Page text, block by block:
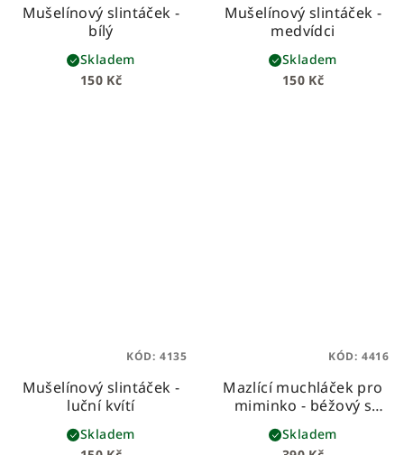
Mušelínový slintáček -
bílý
150 Kč
Skladem
Mušelínový slintáček -
medvídci
150 Kč
Skladem
Mušelínový slintáček -
luční kvítí
Skladem
KÓD: 4135
Mazlící muchláček pro
miminko - béžový s
bílou madeirou
Skladem
KÓD: 4416